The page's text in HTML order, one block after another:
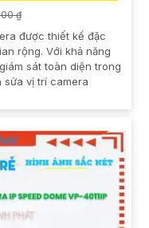
₫
được thiết kế đặc
rộng. Với khả năng
sát toàn diện trong
sửa vị trí camera